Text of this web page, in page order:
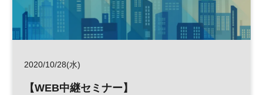
2020/10/28(水)
【WEB中継セミナー】